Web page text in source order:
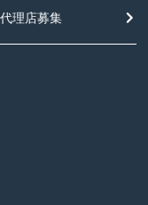
代理店募集